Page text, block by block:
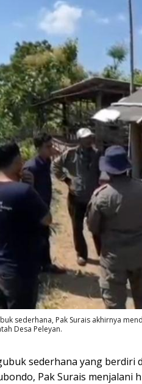
sederhana, Pak Surais akhirnya
Desa Peleyan.
sederhana yang berdiri
Pak Surais menjalani